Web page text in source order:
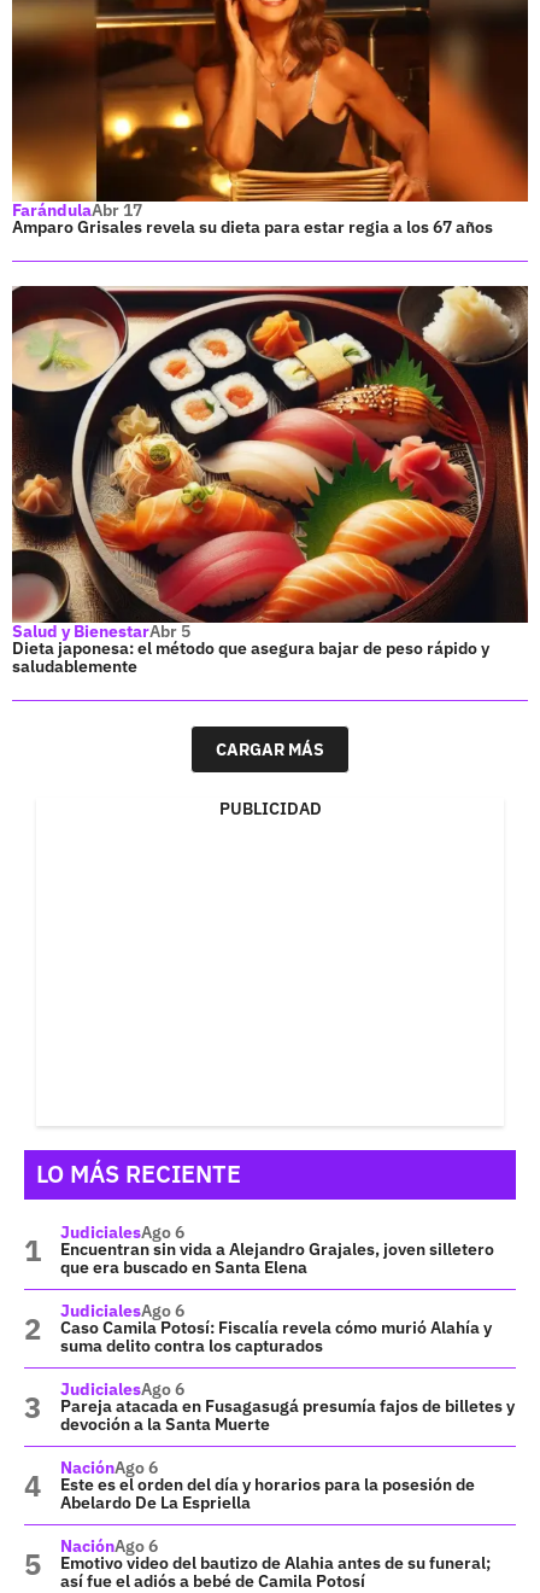
FarándulaAbr 17
Amparo Grisales revela su dieta para estar regia a los 67 años
Salud y BienestarAbr 5
Dieta japonesa: el método que asegura bajar de peso rápido y
saludablemente
CARGAR MÁS
PUBLICIDAD
LO MÁS RECIENTE
JudicialesAgo 6
Encuentran sin vida a Alejandro Grajales, joven silletero
que era buscado en Santa Elena
JudicialesAgo 6
Caso Camila Potosí: Fiscalía revela cómo murió Alahía y
suma delito contra los capturados
JudicialesAgo 6
Pareja atacada en Fusagasugá presumía fajos de billetes y
devoción a la Santa Muerte
NaciónAgo 6
Este es el orden del día y horarios para la posesión de
Abelardo De La Espriella
NaciónAgo 6
Emotivo video del bautizo de Alahia antes de su funeral;
así fue el adiós a bebé de Camila Potosí